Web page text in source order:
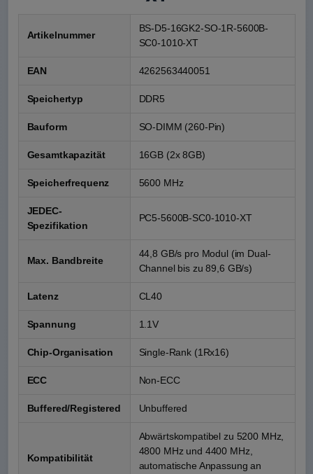
Artikelnummer
BS-D5-16GK2-SO-1R-5600B-
SC0-1010-XT
EAN 4262563440051
Speichertyp DDR5
Bauform SO-DIMM (260-Pin)
Gesamtkapazität 16GB (2x 8GB)
Speicherfrequenz 5600 MHz
JEDEC-
Spezifikation
PC5-5600B-SC0-1010-XT
Max. Bandbreite
44,8 GB/s pro Modul (im Dual-
Channel bis zu 89,6 GB/s)
Latenz CL40
Spannung 1.1V
Chip-Organisation Single-Rank (1Rx16)
ECC Non-ECC
Buffered/Registered Unbuffered
Kompatibilität
Abwärtskompatibel zu 5200 MHz,
4800 MHz und 4400 MHz,
automatische Anpassung an